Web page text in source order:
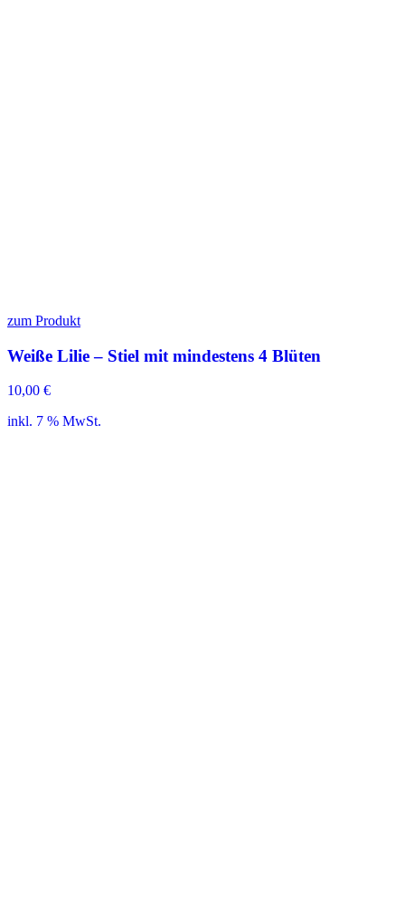
zum Produkt
Weiße Lilie – Stiel mit mindestens 4 Blüten
10,00 €
inkl. 7 % MwSt.